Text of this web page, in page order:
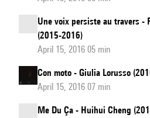
Une voix persiste au travers -
(2015-2016)
April 15, 2016 05 min
Con moto - Giulia Lorusso
April 15, 2016 07 min
Me Du Ça - Huihui Cheng